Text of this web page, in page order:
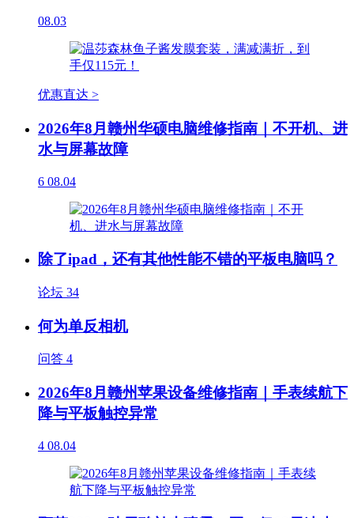
08.03
优惠直达 >
2026年8月赣州华硕电脑维修指南｜不开机、进
水与屏幕故障
6 08.04
除了ipad，还有其他性能不错的平板电脑吗？
论坛 34
何为单反相机
问答 4
2026年8月赣州苹果设备维修指南｜手表续航下
降与平板触控异常
4 08.04